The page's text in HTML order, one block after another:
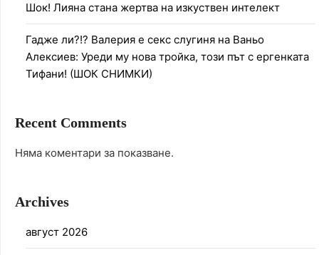
Шок! Лияна стана жертва на изкуствен интелект
Гадже ли?!? Валерия е секс слугиня на Ваньо
Алексиев: Уреди му нова тройка, този път с ергенката
Тифани! (ШОК СНИМКИ)
Recent Comments
Няма коментари за показване.
Archives
август 2026